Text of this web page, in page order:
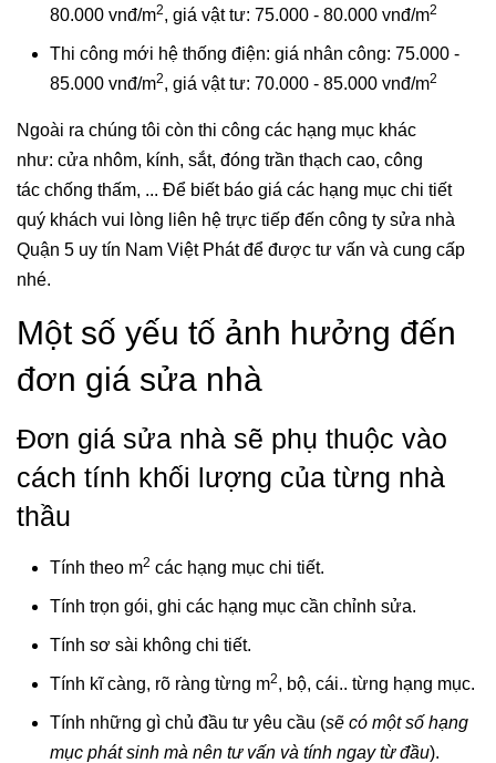
80.000 vnđ/m2, giá vật tư: 75.000 - 80.000 vnđ/m2
Thi công mới hệ thống điện: giá nhân công: 75.000 -
85.000 vnđ/m2, giá vật tư: 70.000 - 85.000 vnđ/m2
Ngoài ra chúng tôi còn thi công các hạng mục khác
như: cửa nhôm, kính, sắt, đóng trần thạch cao, công
tác chống thấm, ... Để biết báo giá các hạng mục chi tiết
quý khách vui lòng liên hệ trực tiếp đến công ty sửa nhà
Quận 5 uy tín Nam Việt Phát để được tư vấn và cung cấp
nhé.
Một số yếu tố ảnh hưởng đến
đơn giá sửa nhà
Đơn giá sửa nhà sẽ phụ thuộc vào
cách tính khối lượng của từng nhà
thầu
Tính theo m2 các hạng mục chi tiết.
Tính trọn gói, ghi các hạng mục cần chỉnh sửa.
Tính sơ sài không chi tiết.
Tính kĩ càng, rõ ràng từng m2, bộ, cái.. từng hạng mục.
Tính những gì chủ đầu tư yêu cầu (sẽ có một số hạng
mục phát sinh mà nên tư vấn và tính ngay từ đầu).